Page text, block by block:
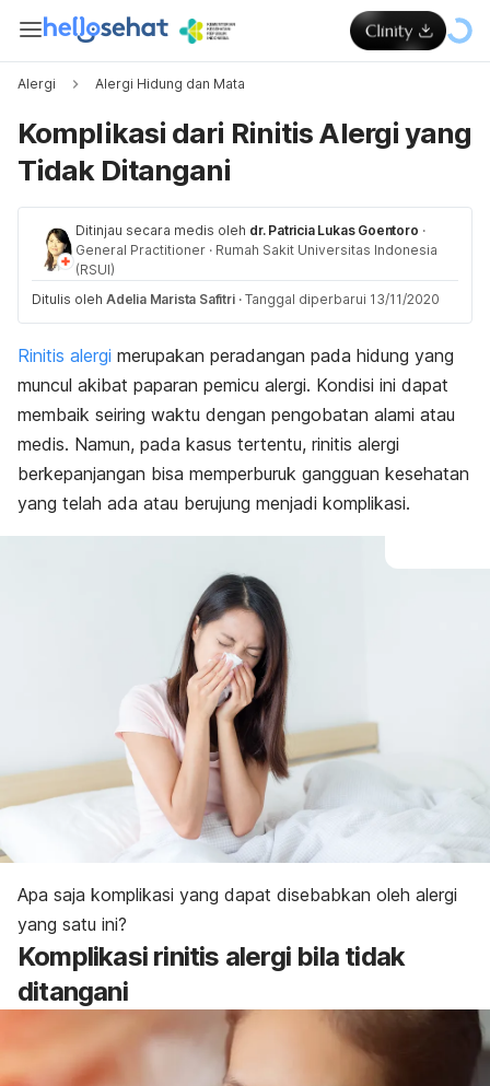
Alergi Alergi Hidung dan Mata
Komplikasi dari Rinitis Alergi yang
Tidak Ditangani
Ditinjau secara medis oleh dr. Patricia Lukas Goentoro ·
General Practitioner · Rumah Sakit Universitas Indonesia
(RSUI)
Ditulis oleh Adelia Marista Safitri · Tanggal diperbarui 13/11/2020
Rinitis alergi merupakan peradangan pada hidung yang
muncul akibat paparan pemicu alergi. Kondisi ini dapat
membaik seiring waktu dengan pengobatan alami atau
medis. Namun, pada kasus tertentu, rinitis alergi
berkepanjangan bisa memperburuk gangguan kesehatan
yang telah ada atau berujung menjadi komplikasi.
Apa saja komplikasi yang dapat disebabkan oleh alergi
yang satu ini?
Komplikasi rinitis alergi bila tidak
ditangani